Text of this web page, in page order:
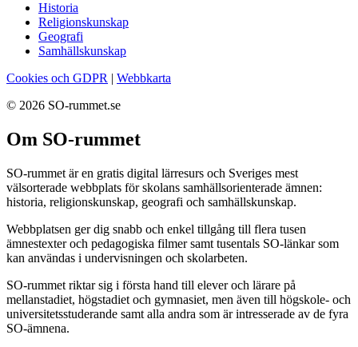
Historia
Religionskunskap
Geografi
Samhällskunskap
Cookies och GDPR | Webbkarta
© 2026 SO-rummet.se
Om SO-rummet
SO-rummet är en gratis digital lärresurs och Sveriges mest
välsorterade webbplats för skolans samhällsorienterade ämnen:
historia, religionskunskap, geografi och samhällskunskap.
Webbplatsen ger dig snabb och enkel tillgång till flera tusen
ämnestexter och pedagogiska filmer samt tusentals SO-länkar som
kan användas i undervisningen och skolarbeten.
SO-rummet riktar sig i första hand till elever och lärare på
mellanstadiet, högstadiet och gymnasiet, men även till högskole- och
universitetsstuderande samt alla andra som är intresserade av de fyra
SO-ämnena.